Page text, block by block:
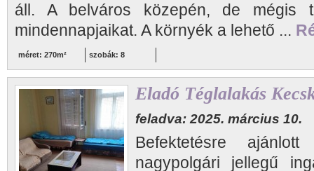
áll. A belváros közepén, de mégis
mindennapjaikat. A környék a lehető ...
méret: 270m² szobák: 8
Eladó Téglalakás
feladva: 2025. március 10.
Befektetésre
nagypolgári jellegű